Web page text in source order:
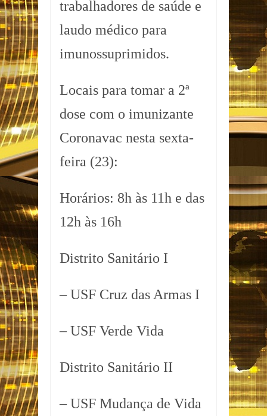
trabalhadores de saúde e
laudo médico para
imunossuprimidos.
Locais para tomar a 2ª
dose com o imunizante
Coronavac nesta sexta-
feira (23):
Horários: 8h às 11h e das
12h às 16h
Distrito Sanitário I
– USF Cruz das Armas I
– USF Verde Vida
Distrito Sanitário II
– USF Mudança de Vida